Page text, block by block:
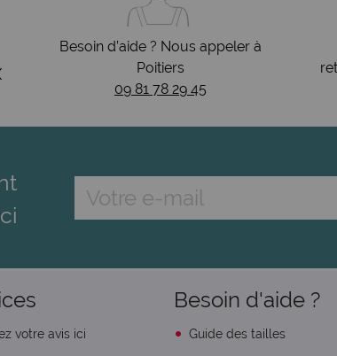
Besoin d’aide ? Nous appeler à
Poitiers
09 81 78 29 45
votre avis ici
Besoin d'aide ?
Guide des tailles